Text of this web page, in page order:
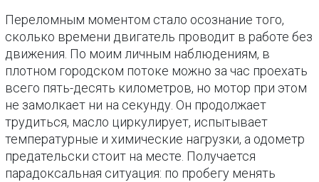
Переломным моментом стало осознание того,
сколько времени двигатель проводит в работе без
движения. По моим личным наблюдениям, в
плотном городском потоке можно за час проехать
всего пять-десять километров, но мотор при этом
не замолкает ни на секунду. Он продолжает
трудиться, масло циркулирует, испытывает
температурные и химические нагрузки, а одометр
предательски стоит на месте. Получается
парадоксальная ситуация: по пробегу менять